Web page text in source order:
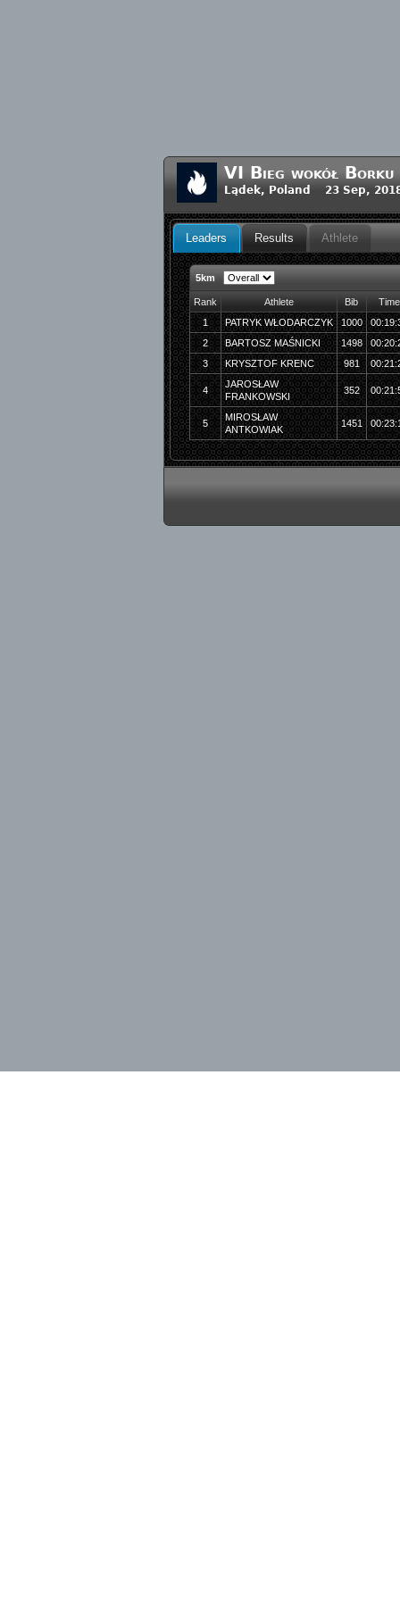
VI Bieg wokół Borku
Lądek, Poland 23 Sep,
Leaders Results Athlete
5km
Rank Athlete Bib
Time
1
PATRYK WŁODARCZYK 1000
2
BARTOSZ MAŚNICKI 1498
3
KRYSZTOF KRENC 981
4
JAROSŁAW
FRANKOWSKI
352
5
MIROSŁAW
ANTKOWIAK
1451